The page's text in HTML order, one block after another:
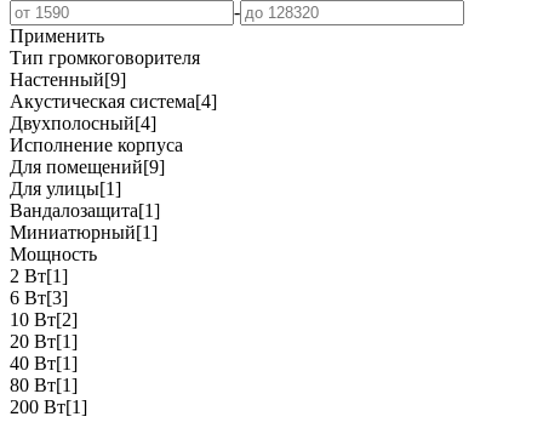
-
Применить
Тип громкоговорителя
Настенный[9]
Акустическая система[4]
Двухполосный[4]
Исполнение корпуса
Для помещений[9]
Для улицы[1]
Вандалозащита[1]
Миниатюрный[1]
Мощность
2 Вт[1]
6 Вт[3]
10 Вт[2]
20 Вт[1]
40 Вт[1]
80 Вт[1]
200 Вт[1]